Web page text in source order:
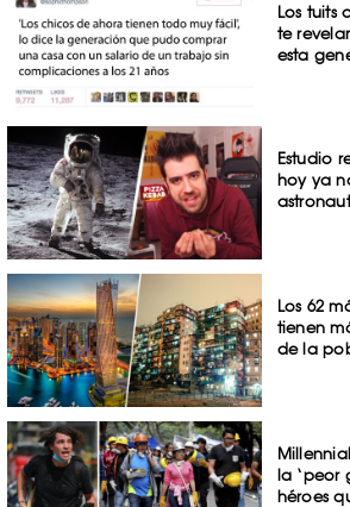
Los tuits
te
esta
Estudio
hoy ya
Los 62
tienen
de la
la ‘peor
héroes